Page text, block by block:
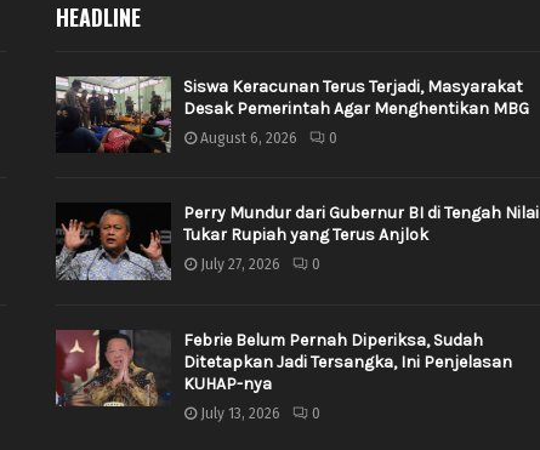
HEADLINE
Siswa Keracunan Terus Terjadi, Masyarakat
Desak Pemerintah Agar Menghentikan MBG
August 6, 2026 0
Perry Mundur dari Gubernur BI di Tengah Nilai
Tukar Rupiah yang Terus Anjlok
July 27, 2026 0
Febrie Belum Pernah Diperiksa, Sudah
Ditetapkan Jadi Tersangka, Ini Penjelasan
KUHAP-nya
July 13, 2026 0